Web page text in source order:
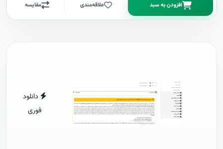
افزودن به سبد علاقه‌مندی مقایسه
دانلود
فوری